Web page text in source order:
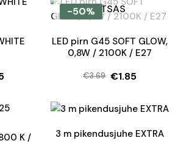
oli:
€13.02.
is:
€11.07.
-50%OTSAS
LED pirn G45 SOFT GLOW,
0,8W / 2100K / E27
€3.69
Algne
oli:
€3.69.
€1.85
Current
is:
€1.85.
3 m pikendusjuhe EXTRA